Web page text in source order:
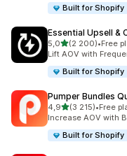
Built for Shopify
Essential Upsell &
5,0av 5 stjerner
(2 200)
Totalt 2200 omtaler
•Free
Lift AOV with
Built for Shopify
Pumper Bundles
4,9av 5 stjerner
(3 215)
Totalt 3215 omtaler
•Free
Increase AOV with
Built for Shopify